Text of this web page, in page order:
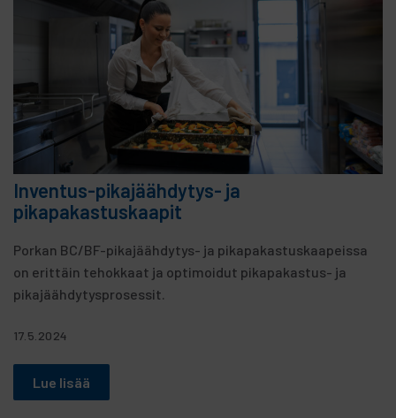
Inventus-pikajäähdytys- ja
pikapakastuskaapit
Porkan BC/BF-pikajäähdytys- ja pikapakastuskaapeissa
on erittäin tehokkaat ja optimoidut pikapakastus- ja
pikajäähdytysprosessit.
17.5.2024
Lue lisää